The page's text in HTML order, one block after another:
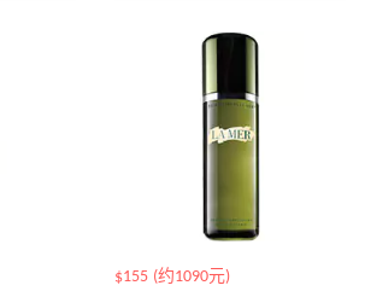
$155 (约1090元)